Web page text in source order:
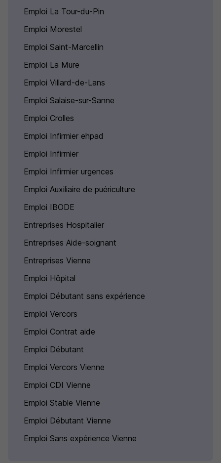
Emploi La Tour-du-Pin
Emploi Morestel
Emploi Saint-Marcellin
Emploi La Mure
Emploi Villard-de-Lans
Emploi Salaise-sur-Sanne
Emploi Crolles
Emploi Infirmier ehpad
Emploi Infirmier
Emploi Infirmier urgences
Emploi Auxiliaire de puériculture
Emploi IBODE
Entreprises Hospitalier
Entreprises Aide-soignant
Entreprises Vienne
Emploi Hôpital
Emploi Débutant sans expérience
Emploi Vercors
Emploi Contrat aide
Emploi Débutant
Emploi Vercors Vienne
Emploi CDI Vienne
Emploi Stable Vienne
Emploi Débutant Vienne
Emploi Sans expérience Vienne